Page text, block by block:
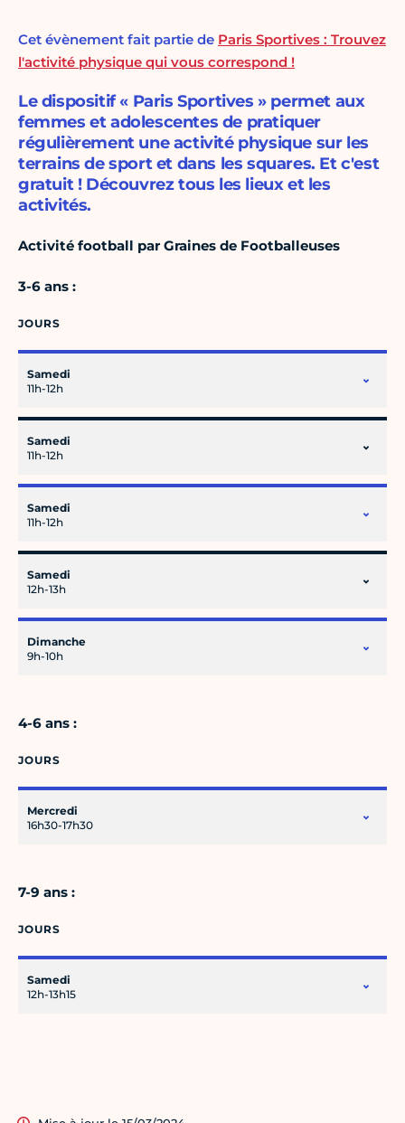
Cet évènement fait partie de Paris Sportives : Trouvez
l'activité physique qui vous correspond !
Le dispositif « Paris Sportives » permet aux
femmes et adolescentes de pratiquer
régulièrement une activité physique sur les
terrains de sport et dans les squares. Et c'est
gratuit ! Découvrez tous les lieux et les
activités.
Activité football par Graines de Footballeuses
3-6 ans :
JOURS
Samedi
11h-12h
Samedi
11h-12h
Samedi
11h-12h
Samedi
12h-13h
Dimanche
9h-10h
4-6 ans :
JOURS
Mercredi
16h30-17h30
7-9 ans :
JOURS
Samedi
12h-13h15